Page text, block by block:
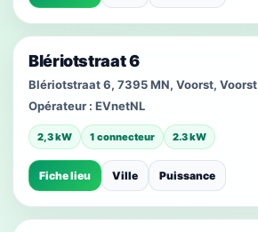
Blériotstraat 6
Blériotstraat 6, 7395 MN, Voorst, Voorst
Opérateur : EVnetNL
2,3 kW 1 connecteur 2.3 kW
Fiche lieu Ville Puissance